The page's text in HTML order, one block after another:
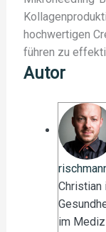
hochwertigen
führen zu
Autor
Christian
im